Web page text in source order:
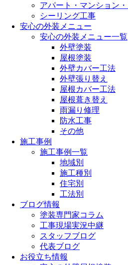
アパート・マンション
シーリング工事
安心の外装メニュー
安心の外装メニュー一覧
外壁塗装
屋根塗装
外壁カバー工法
外壁張り替え
屋根カバー工法
屋根葺き替え
雨漏り修理
防水工事
その他
施工事例
施工事例一覧
地域別
施工種別
住宅別
工法別
ブログ情報
塗装専門家コラム
工事現場実況中継
スタッフブログ
代表ブログ
お役立ち情報